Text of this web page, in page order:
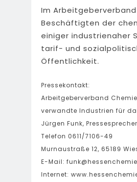
Im
Beschäftigten der
einiger industrienaher
tarif- und
Öffentlichkeit.
Pressekontakt:
Arbeitgeberverband
verwandte Industrien für
Jürgen Funk, Pressesprecher
Telefon 0611/7106-49
Murnaustraße 12, 65189
E-Mail:
Internet: